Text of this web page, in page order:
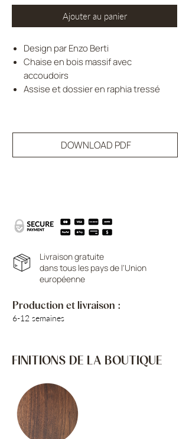
Ajouter au panier
Design par Enzo Berti
Chaise en bois massif avec
accoudoirs
Assise et dossier en raphia tressé
DOWNLOAD PDF
Livraison gratuite
dans tous les pays de l'Union
européenne
Production et livraison :
6-12 semaines
FINITIONS DE LA BOUTIQUE